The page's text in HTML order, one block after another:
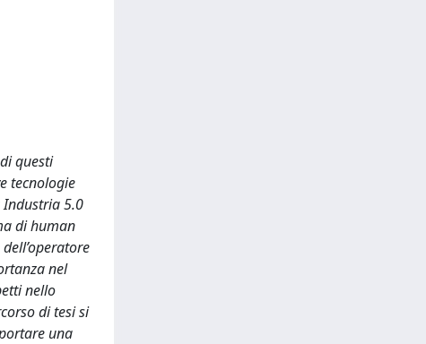
questi
tecnologie
Industria 5.0
di human
nel
nello
di tesi si
una